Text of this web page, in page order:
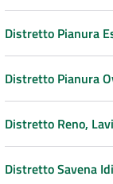
Distretto Pianura
Distretto Pianura
Distretto Reno,
Distretto Savena